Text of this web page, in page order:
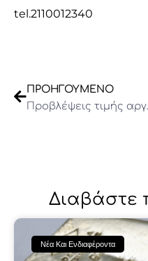
tel.2110012340
ΠΡΟΗΓΟΎΜΕΝΟ
Διαβάστε
Νέα Και Ενδιαφέροντα